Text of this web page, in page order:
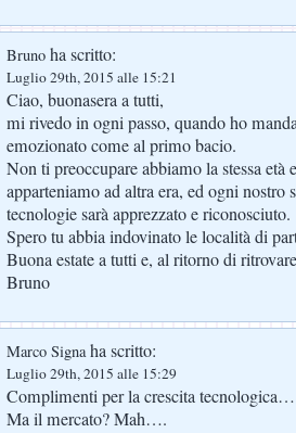
Bruno ha scritto:
Luglio 29th, 2015 alle 15:21
Ciao, buonasera a tutti,
mi rivedo in ogni passo, quando ho
emozionato come al primo bacio.
Non ti preoccupare abbiamo la stessa
apparteniamo ad altra era, ed ogni nostro
tecnologie sarà apprezzato e riconosciuto.
Spero tu abbia indovinato le località di
Buona estate a tutti e, al ritorno di
Bruno
Marco Signaha scritto:
Luglio 29th, 2015 alle 15:29
Complimenti per la crescita
Ma il mercato? Mah….